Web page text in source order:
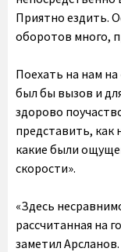
Приятно ездить.
оборотов много,
Поехать на нам на
был бы вызов и
здорово
представить, как
какие были
скорости».
«Здесь
рассчитанная на
заметил